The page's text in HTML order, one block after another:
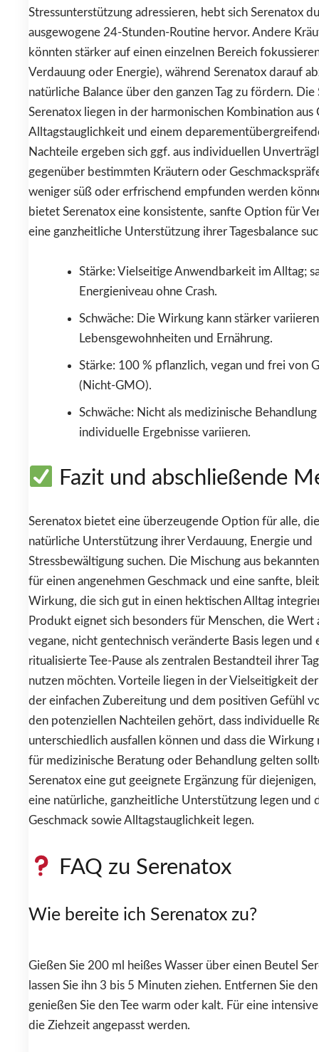
Stressunterstützung adressieren, hebt sich Serenatox
ausgewogene 24-Stunden-Routine hervor. Andere
könnten stärker auf einen einzelnen Bereich
Verdauung oder Energie), während Serenatox darauf
natürliche Balance über den ganzen Tag zu fördern. Die
Serenatox liegen in der harmonischen Kombination aus
Alltagstauglichkeit und einem
Nachteile ergeben sich ggf. aus individuellen
gegenüber bestimmten Kräutern oder
weniger süß oder erfrischend empfunden werden
bietet Serenatox eine konsistente, sanfte Option für
eine ganzheitliche Unterstützung ihrer Tagesbalance
Stärke: Vielseitige Anwendbarkeit im Alltag;
Energieniveau ohne Crash.
Schwäche: Die Wirkung kann stärker
Lebensgewohnheiten und Ernährung.
Stärke: 100 % pflanzlich, vegan und frei von
(Nicht-GMO).
Schwäche: Nicht als medizinische
individuelle Ergebnisse variieren.
Fazit und abschließende
Serenatox bietet eine überzeugende Option für alle,
natürliche Unterstützung ihrer Verdauung, Energie und
Stressbewältigung suchen. Die Mischung aus
für einen angenehmen Geschmack und eine sanfte,
Wirkung, die sich gut in einen hektischen Alltag
Produkt eignet sich besonders für Menschen, die Wert
vegane, nicht gentechnisch veränderte Basis legen und
ritualisierte Tee-Pause als zentralen Bestandteil ihrer
nutzen möchten. Vorteile liegen in der Vielseitigkeit
der einfachen Zubereitung und dem positiven Gefühl
den potenziellen Nachteilen gehört, dass individuelle
unterschiedlich ausfallen können und dass die Wirkung
für medizinische Beratung oder Behandlung gelten
Serenatox eine gut geeignete Ergänzung für
eine natürliche, ganzheitliche Unterstützung legen und
Geschmack sowie Alltagstauglichkeit legen.
FAQ zu Serenatox
Wie bereite ich Serenatox zu?
Gießen Sie 200 ml heißes Wasser über einen Beutel
lassen Sie ihn 3 bis 5 Minuten ziehen. Entfernen Sie
genießen Sie den Tee warm oder kalt. Für eine
die Ziehzeit angepasst werden.